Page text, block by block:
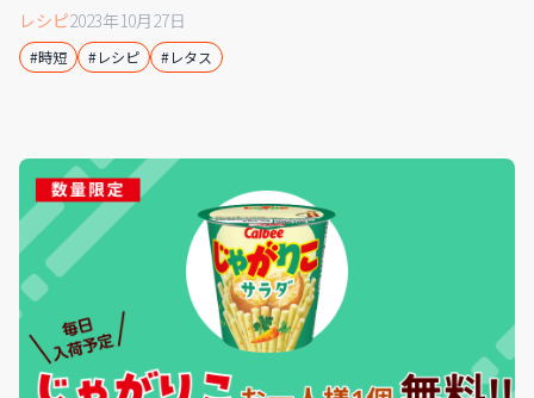
レシピ2023年10月27日
#時短 #レシピ #レタス